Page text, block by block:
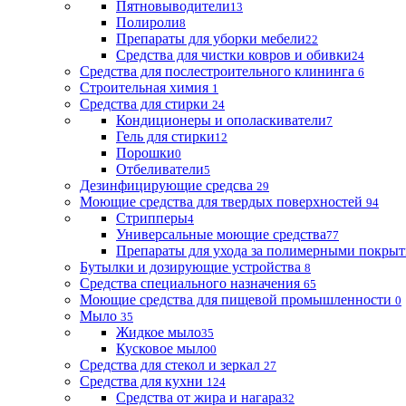
Пятновыводители13
Полироли8
Препараты для уборки мебели22
Средства для чистки ковров и обивки24
Средства для послестроительного клининга 6
Строительная химия 1
Средства для стирки 24
Кондиционеры и ополаскиватели7
Гель для стирки12
Порошки0
Отбеливатели5
Дезинфицирующие средсва 29
Моющие средства для твердых поверхностей 94
Стрипперы4
Универсальные моющие средства77
Препараты для ухода за полимерными
Бутылки и дозирующие устройства 8
Средства специального назначения 65
Моющие средства для пищевой промышленности 0
Мыло 35
Жидкое мыло35
Кусковое мыло0
Средства для стекол и зеркал 27
Средства для кухни 124
Средства от жира и нагара32